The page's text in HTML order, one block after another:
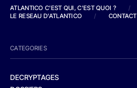
ATLANTICO C'EST QUI, C'EST QUOI ?
/
LE RESEAU D'ATLANTICO
/ CONTACT
CATEGORIES
DECRYPTAGES